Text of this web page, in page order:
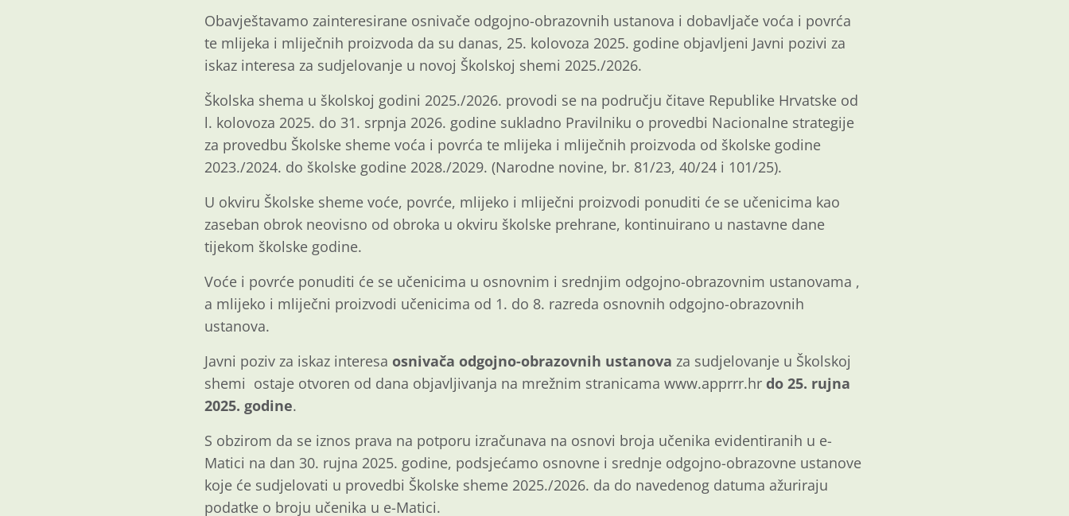
Obavještavamo zainteresirane osnivače odgojno-obrazovnih ustanova i dobavljače voća i povrća
te mlijeka i mliječnih proizvoda da su danas, 25. kolovoza 2025. godine objavljeni Javni pozivi za
iskaz interesa za sudjelovanje u novoj Školskoj shemi 2025./2026.
Školska shema u školskoj godini 2025./2026. provodi se na području čitave Republike Hrvatske od
l. kolovoza 2025. do 31. srpnja 2026. godine sukladno Pravilniku o provedbi Nacionalne strategije
za provedbu Školske sheme voća i povrća te mlijeka i mliječnih proizvoda od školske godine
2023./2024. do školske godine 2028./2029. (Narodne novine, br. 81/23, 40/24 i 101/25).
U okviru Školske sheme voće, povrće, mlijeko i mliječni proizvodi ponuditi će se učenicima kao
zaseban obrok neovisno od obroka u okviru školske prehrane, kontinuirano u nastavne dane
tijekom školske godine.
Voće i povrće ponuditi će se učenicima u osnovnim i srednjim odgojno-obrazovnim ustanovama ,
a mlijeko i mliječni proizvodi učenicima od 1. do 8. razreda osnovnih odgojno-obrazovnih
ustanova.
Javni poziv za iskaz interesa osnivača odgojno-obrazovnih ustanova za sudjelovanje u Školskoj
shemi ostaje otvoren od dana objavljivanja na mrežnim stranicama www.apprrr.hr do 25. rujna
2025. godine.
S obzirom da se iznos prava na potporu izračunava na osnovi broja učenika evidentiranih u e-
Matici na dan 30. rujna 2025. godine, podsjećamo osnovne i srednje odgojno-obrazovne ustanove
koje će sudjelovati u provedbi Školske sheme 2025./2026. da do navedenog datuma ažuriraju
podatke o broju učenika u e-Matici.